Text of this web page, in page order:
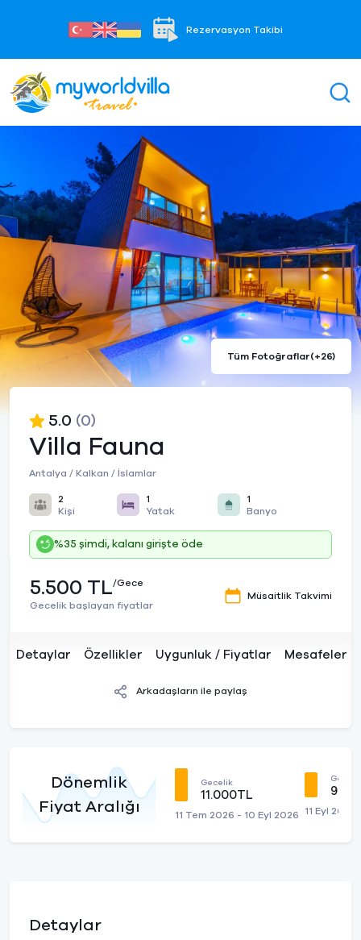
Rezervasyon Takibi
Tüm Fotoğraflar(+26)
Villa Fauna
Antalya / Kalkan / İslamlar
5.0 (0)
2
Kişi
1
Yatak
1
Banyo
%35 şimdi, kalanı girişte öde
5.500 TL/Gece
Gecelik başlayan fiyatlar
Müsaitlik Takvimi
Detaylar Özellikler Uygunluk / Fiyatlar Mesafeler
Arkadaşların ile paylaş
Dönemlik
Fiyat Aralığı
Gecelik
11.000TL
11 Tem 2026 - 10 Eyl 2026 11 Eyl
Detaylar